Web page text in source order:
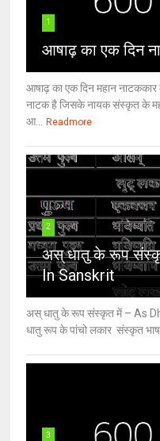
1
आषाढ़ का एक दिन
आषाढ़ का एक दिन महान नाटककार
नाटक है जिसके नायक संस्कृत के
आ... Readmore
2
अस् धातु के रूप
In Sanskrit
अस् धातु के रूप संस्कृत में – As
धातु रूप के पांचो लकार संस्कृत
3